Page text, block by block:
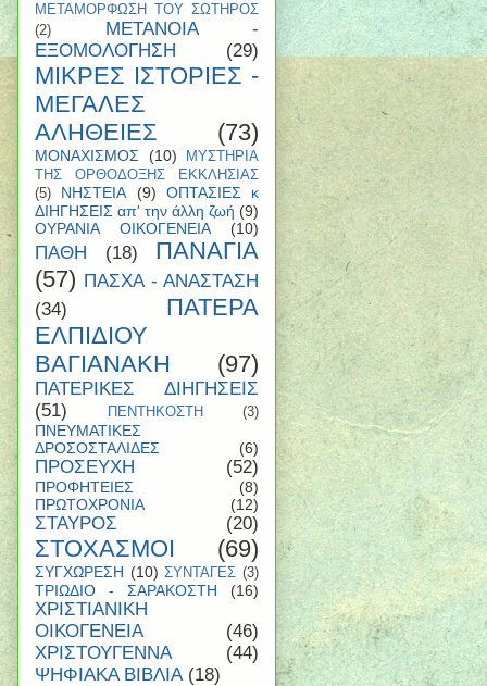
ΜΕΤΑΜΟΡΦΩΣΗ ΤΟΥ ΣΩΤΗΡΟΣ
(2)
ΜΕΤΑΝΟΙΑ -
ΕΞΟΜΟΛΟΓΗΣΗ
(29)
ΜΙΚΡΕΣ ΙΣΤΟΡΙΕΣ -
ΜΕΓΑΛΕΣ
ΑΛΗΘΕΙΕΣ
(73)
ΜΟΝΑΧΙΣΜΟΣ (10)
ΜΥΣΤΗΡΙΑ
ΤΗΣ ΟΡΘΟΔΟΞΗΣ ΕΚΚΛΗΣΙΑΣ
(5)
ΝΗΣΤΕΙΑ (9)
ΟΠΤΑΣΙΕΣ κ
ΔΙΗΓΗΣΕΙΣ απ' την άλλη ζωή (9)
ΟΥΡΑΝΙΑ ΟΙΚΟΓΕΝΕΙΑ
(10)
ΠΑΘΗ (18)
ΠΑΝΑΓΙΑ
(57) ΠΑΣΧΑ - ΑΝΑΣΤΑΣΗ
(34)
ΠΑΤΕΡΑ
ΕΛΠΙΔΙΟΥ
ΒΑΓΙΑΝΑΚΗ
(97)
ΠΑΤΕΡΙΚΕΣ ΔΙΗΓΗΣΕΙΣ
(51)
ΠΕΝΤΗΚΟΣΤΗ (3)
ΠΝΕΥΜΑΤΙΚΕΣ
ΔΡΟΣΟΣΤΑΛΙΔΕΣ
(6)
ΠΡΟΣΕΥΧΗ (52)
ΠΡΟΦΗΤΕΙΕΣ
(8)
ΠΡΩΤΟΧΡΟΝΙΑ
(12)
ΣΤΑΥΡΟΣ (20)
ΣΤΟΧΑΣΜΟΙ (69)
ΣΥΓΧΩΡΕΣΗ (10) ΣΥΝΤΑΓΕΣ (3)
ΤΡΙΩΔΙΟ - ΣΑΡΑΚΟΣΤΗ (16)
ΧΡΙΣΤΙΑΝΙΚΗ
ΟΙΚΟΓΕΝΕΙΑ
(46)
ΧΡΙΣΤΟΥΓΕΝΝΑ
(44)
ΨΗΦΙΑΚΑ ΒΙΒΛΙΑ (18)